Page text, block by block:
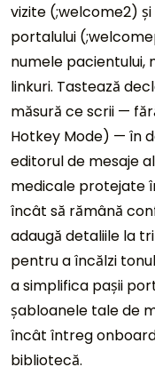
vizite (;welcome2)
portalului
numele pacientului,
linkuri. Tastează
măsură ce scrii —
Hotkey Mode) — în
editorul de mesaje
medicale protejate
încât să rămână
adaugă detaliile la
pentru a încălzi
a simplifica pașii
șabloanele tale de
încât întreg
bibliotecă.